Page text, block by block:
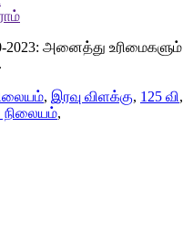
2023: அனைத்து உரிமைகளும்
, இரவு விளக்கு, 125 வி,
நிலையம்,